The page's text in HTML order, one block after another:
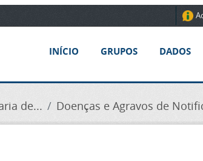
INÍCIO GRUPOS DADOS
de... Doenças e Agravos de